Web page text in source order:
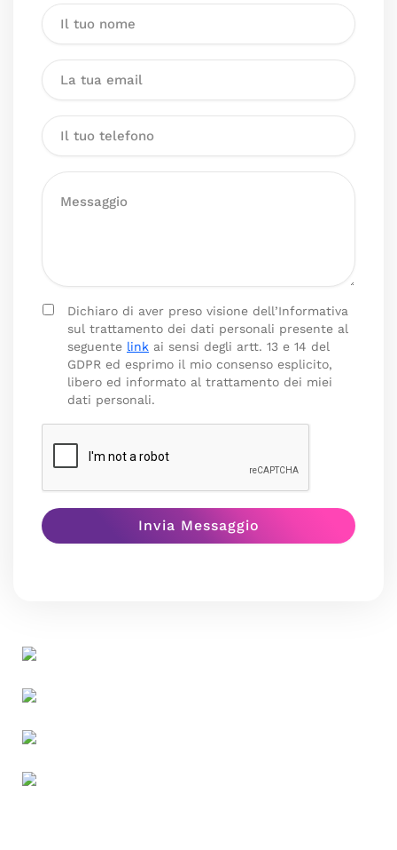
Dichiaro di aver preso visione dell’Informativa
sul trattamento dei dati personali presente al
seguente link ai sensi degli artt. 13 e 14 del
GDPR ed esprimo il mio consenso esplicito,
libero ed informato al trattamento dei miei
dati personali.